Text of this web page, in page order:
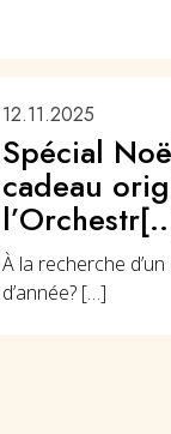
12.11.2025
Spécial
cadeau
À la recherche
d’année? […]